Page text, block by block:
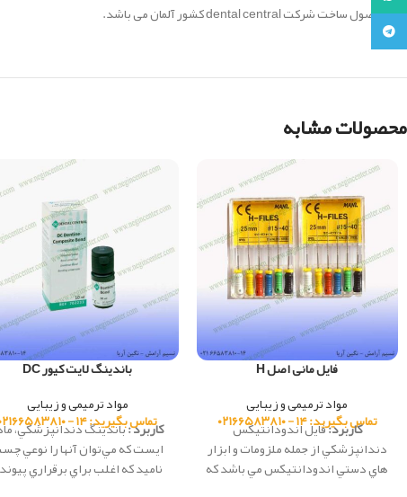
این محصول ساخت شرکت dental central کشور آلمان می باشد.
محصولات مشابه
فایل مانی اصل H
مواد ترمیمی و زیبایی
تماس بگیرید: ۱۴ - ۰۲۱۶۶۵۸۳۸۱۰
کاربرد:فايل اندودانتيكس
دندانپزشكي از جمله ملزومات و ابزار
هاي دستي اندودانتيكس مي باشد كه
باندینگ لایت کیور DC
مواد ترمیمی و زیبایی
تماس بگیرید: ۱۴ - ۰۲۱۶۶۵۸۳۸۱۰
کاربرد :باندينگ دندانپزشكي،
ايست كه مي‌توان آنها را نوعي
ناميد كه اغلب براي برقراري